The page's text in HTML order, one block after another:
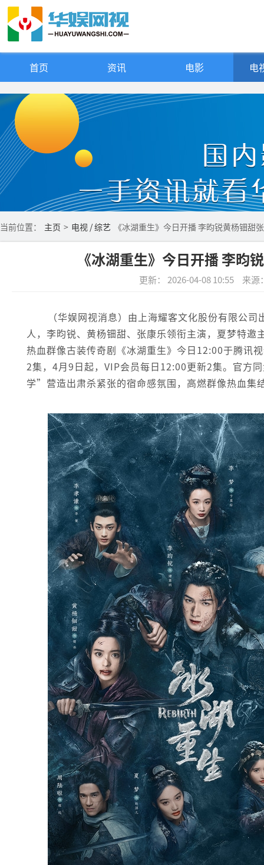
首页 资讯 电影 电
当前位置： 主页 > 电视 / 综艺 《冰湖重生》今日开播 李昀锐黄杨钿甜
《冰湖重生》今日开播 李昀
更新： 2026-04-08 10:55 来源
（华娱网视消息）由上海耀客文化股份有限公
人，李昀锐、黄杨钿甜、张康乐领衔主演，夏梦特
热血群像古装传奇剧《冰湖重生》今日12:00于腾讯
2集，4月9日起，VIP会员每日12:00更新2集。官方
学”营造出肃杀紧张的宿命感氛围，高燃群像热血集